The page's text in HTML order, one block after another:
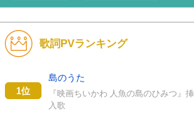
K-POP 洋楽
バンド
VTuber
歌詞PVランキング
1位
島のうた
『映画ちいかわ 人魚の島のひみつ』挿
入歌